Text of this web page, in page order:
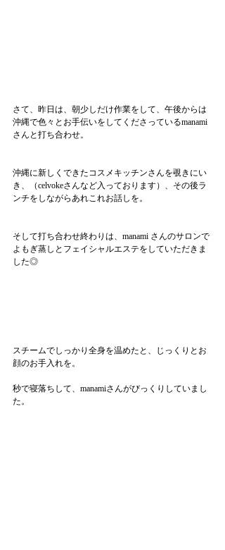
さて、昨日は、朝少しだけ作業をして、午後からは
沖縄で色々とお手伝いをしてくださっているmanami
さんと打ち合わせ。
沖縄に新しくできたコスメキッチンさんを覗きにい
き、（celvokeさんなど入っております）、その後ラ
ンチをしながらあれこれお話しを。
そして打ち合わせ終わりは、manami さんのサロンで
よもぎ蒸しとフェイシャルエステをしていただきま
した◎
スチームでしっかり全身を温めたと、じっくりとお
顔のお手入れを。
秒で寝落ちして、manamiさんがびっくりしていまし
た。